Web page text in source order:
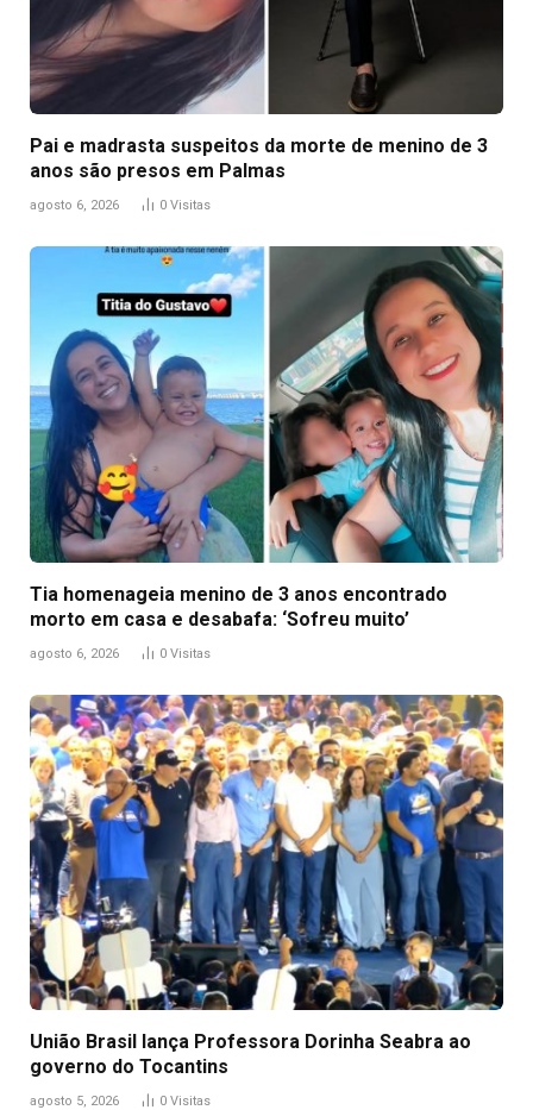
Pai e madrasta suspeitos da morte de menino de 3
anos são presos em Palmas
agosto 6, 2026 0 Visitas
Tia homenageia menino de 3 anos encontrado
morto em casa e desabafa: ‘Sofreu muito’
agosto 6, 2026 0 Visitas
União Brasil lança Professora Dorinha Seabra ao
governo do Tocantins
agosto 5, 2026 0 Visitas